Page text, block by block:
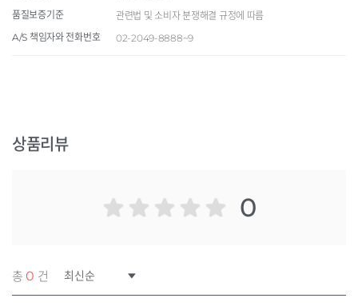
품질보증기준
관련법 및 소비자 분쟁해결 규정에 따름
A/S 책임자와 전화번호
02-2049-8888~9
상품리뷰
0
총0 건의 리뷰